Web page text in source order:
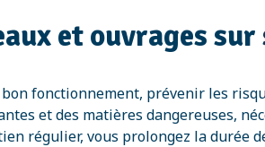
et ouvrages
fonctionnement, prévenir les
et des matières dangereuses,
régulier, vous prolongez la durée